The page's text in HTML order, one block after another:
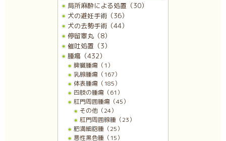
局所麻酔による処置（30）
犬の避妊手術（36）
犬の去勢手術（44）
停留睾丸（8）
催吐処置（3）
腫瘍（432）
脾臓腫瘍（1）
乳腺腫瘍（167）
体表腫瘍（185）
四肢の腫瘍（61）
肛門周囲腫瘍（45）
その他（24）
肛門周囲腺腫（23）
肥満細胞腫（25）
悪性黒色腫（15）